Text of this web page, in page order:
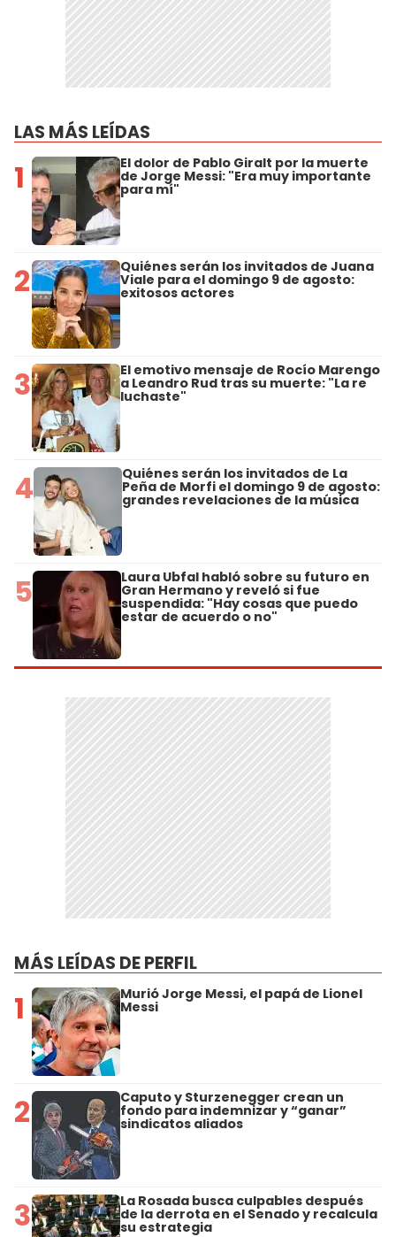
LAS MÁS LEÍDAS
1 El dolor de Pablo Giralt por la muerte
de Jorge Messi: "Era muy importante
para mí"
2 Quiénes serán los invitados de Juana
Viale para el domingo 9 de agosto:
exitosos actores
3 El emotivo mensaje de Rocío Marengo
a Leandro Rud tras su muerte: "La re
luchaste"
4 Quiénes serán los invitados de La
Peña de Morfi el domingo 9 de agosto:
grandes revelaciones de la música
5 Laura Ubfal habló sobre su futuro en
Gran Hermano y reveló si fue
suspendida: "Hay cosas que puedo
estar de acuerdo o no"
MÁS LEÍDAS DE PERFIL
1 Murió Jorge Messi, el papá de Lionel
Messi
2 Caputo y Sturzenegger crean un
fondo para indemnizar y “ganar”
sindicatos aliados
3 La Rosada busca culpables después
de la derrota en el Senado y recalcula
su estrategia